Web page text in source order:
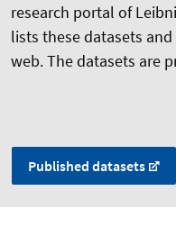
research portal of
lists these datasets
web. The datasets are
Published datasets